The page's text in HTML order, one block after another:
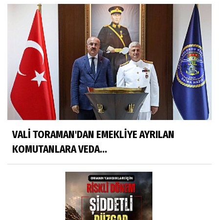
VALİ TORAMAN'DAN EMEKLİYE AYRILAN
KOMUTANLARA VEDA...